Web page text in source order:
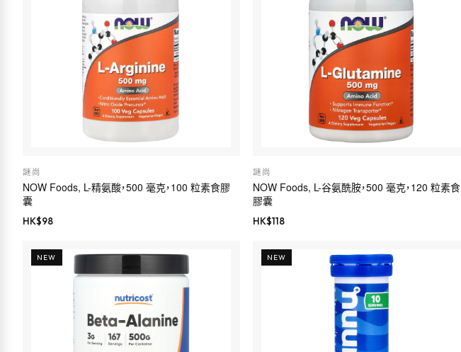
謎尚
NOW Foods, L-精氨酸，500 毫克，100 粒素食膠
囊
HK$98
謎尚
NOW Foods, L-谷氨酰胺，500 毫克，120 粒素食
膠囊
HK$118
NEW NEW